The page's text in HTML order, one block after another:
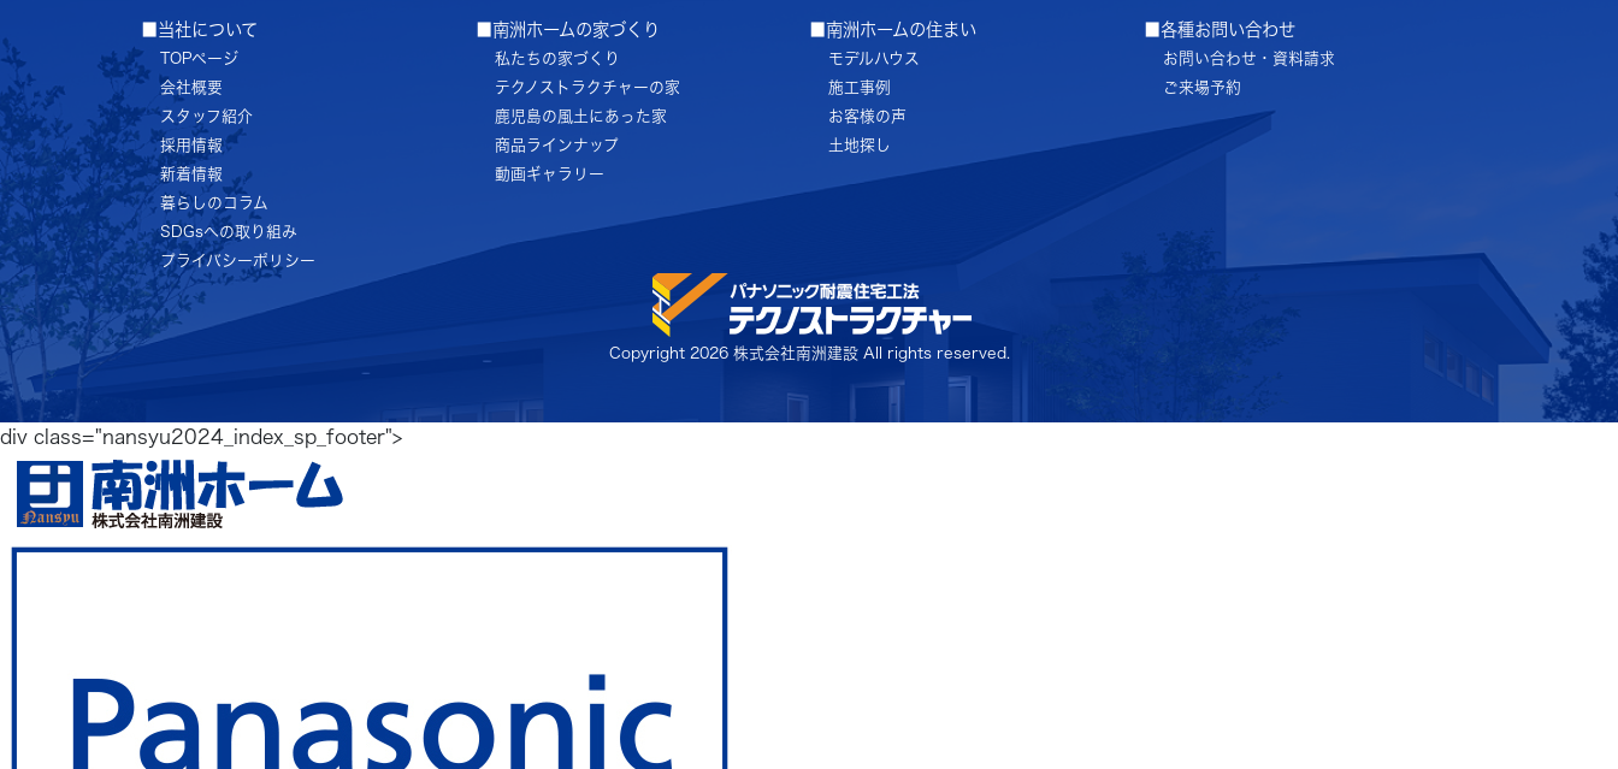
■当社について
TOPページ
会社概要
スタッフ紹介
採用情報
新着情報
暮らしのコラム
SDGsへの取り組み
プライバシーポリシー
■南洲ホームの家づくり
私たちの家づくり
テクノストラクチャーの家
鹿児島の風土にあった家
商品ラインナップ
動画ギャラリー
■南洲ホームの住まい
モデルハウス
施工事例
お客様の声
土地探し
■各種お問い合わせ
お問い合わせ・資料請求
ご来場予約
Copyright 2026 株式会社南洲建設 All rights reserved.
div class="nansyu2024_index_sp_footer">